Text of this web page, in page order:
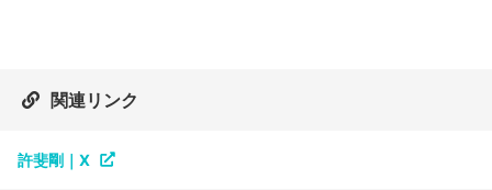
関連リンク
許斐剛｜X